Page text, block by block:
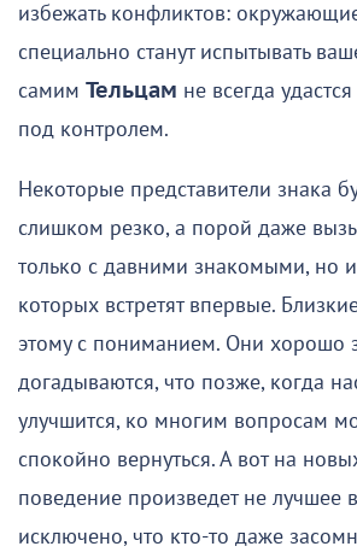
избежать конфликтов:
специально станут испытывать
самим Тельцам не всегда
под контролем.
Некоторые представители знака
слишком резко, а порой даже
только с давними знакомыми, но
которых встретят впервые.
этому с пониманием. Они хорошо
догадываются, что позже, когда
улучшится, ко многим вопросам
спокойно вернуться. А вот на
поведение произведет не лучшее
исключено, что кто-то даже